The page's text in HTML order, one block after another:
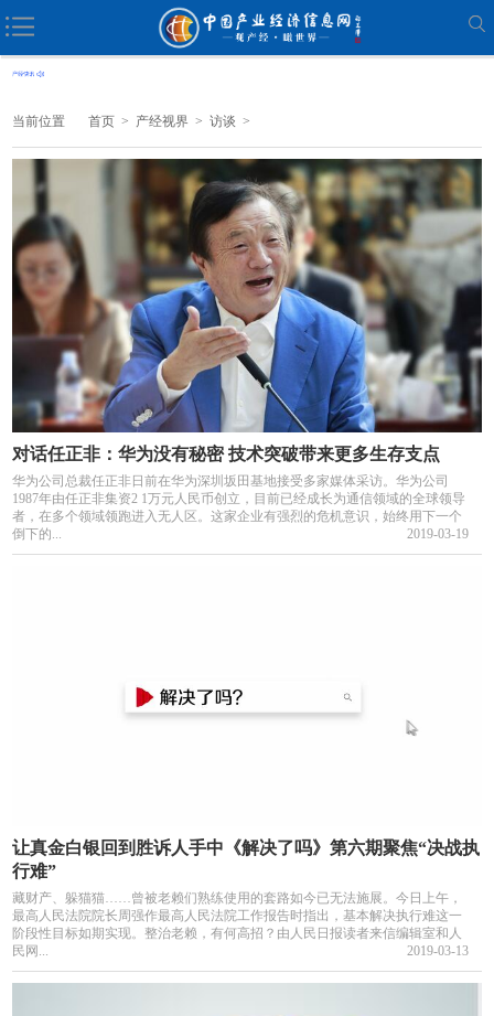
当前位置 首页 > 产经视界 > 访谈 >
对话任正非：华为没有秘密 技术突破带来更多生存支点
华为公司总裁任正非日前在华为深圳坂田基地接受多家媒体采访。华为公司
1987年由任正非集资2 1万元人民币创立，目前已经成长为通信领域的全球领导
者，在多个领域领跑进入无人区。这家企业有强烈的危机意识，始终用下一个
倒下的...
2019-03-19
让真金白银回到胜诉人手中《解决了吗》第六期聚焦“决战执
行难”
藏财产、躲猫猫……曾被老赖们熟练使用的套路如今已无法施展。今日上午，
最高人民法院院长周强作最高人民法院工作报告时指出，基本解决执行难这一
阶段性目标如期实现。整治老赖，有何高招？由人民日报读者来信编辑室和人
民网...
2019-03-13